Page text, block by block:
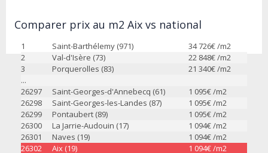
Comparer prix au m2 Aix vs national
1 Saint-Barthélemy (971) 34 726€ /m2
2
Val-d'Isère (73) 22 848€ /m2
3
Porquerolles (83) 21 340€ /m2
...
26297
Saint-Georges-d'Annebecq (61) 1 095€ /m2
26298
Saint-Georges-les-Landes (87) 1 095€ /m2
26299
Pontaubert (89) 1 095€ /m2
26300
La Jarrie-Audouin (17) 1 094€ /m2
26301
Naves (19) 1 094€ /m2
26302
Aix (19) 1 094€ /m2